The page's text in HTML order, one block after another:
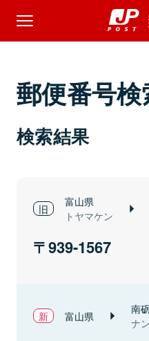
郵便番号検
検索結果
富山県
トヤマケン
939-1567
富山県 南
ナ